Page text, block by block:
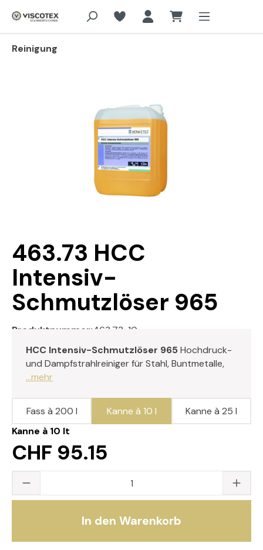
Zum Hauptinhalt springen
Reinigung
463.73 HCC
Intensiv-
Schmutzlöser 965
Produktnummer: 463.73-10
HCC Intensiv-Schmutzlöser 965Hochdruck-
und Dampfstrahlreiniger für Stahl, Buntmetalle,
...mehr
Kanne à 10 lt
CHF 95.15
Fass à 200 l Kanne à 10 l Kanne à 25 l
Produkt Anzahl: Gib den gewünschten
In den Warenkorb